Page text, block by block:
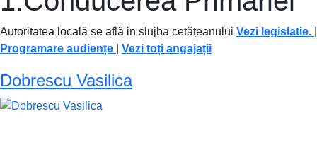
Autoritatea locală se află in slujba cetățeanului Vezi legislatie.
Programare audiențe
Vezi toți angajații
Dobrescu Vasilica